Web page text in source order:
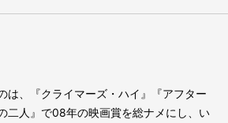
は、『クライマーズ・ハイ』『アフター
二人』で08年の映画賞を総ナメにし、い